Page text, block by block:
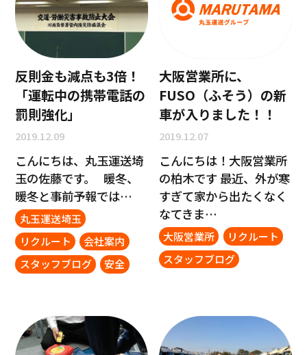
反則金も減点も3倍！
「運転中の携帯電話の
罰則強化」
2019.12.09
こんにちは、丸玉運送埼
玉の佐藤です。 暖冬、
暖冬と事前予報では…
丸玉運送埼玉
リクルート
会社案内
スタッフブログ
安全
大阪営業所に、
FUSO（ふそう）の新
車が入りました！！
2019.12.07
こんにちは！大阪営業所
の柏木です 最近、外が寒
すぎて家から出たくなく
なてきま…
大阪営業所
リクルート
スタッフブログ